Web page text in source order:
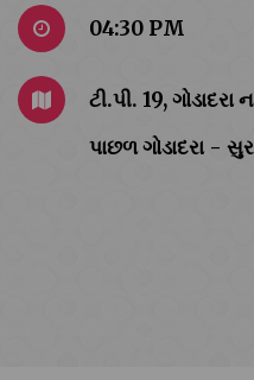
04:30 PM
ટી.પી. 19,
પાછળ ગોડાદરા -